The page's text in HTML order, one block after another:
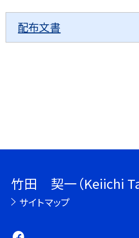
配布文書
竹田 契一（Keiichi
サイトマップ